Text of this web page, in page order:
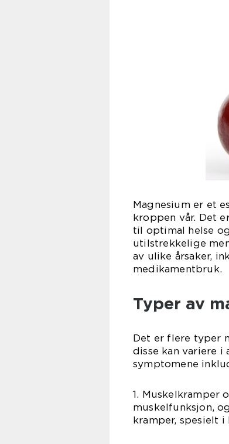
Magnesium er et
kroppen vår. Det
til optimal helse
utilstrekkelige
av ulike årsaker,
medikamentbruk.
Typer av
Det er flere typer
disse kan variere i
symptomene
1. Muskelkramper
muskelfunksjon,
kramper, spesielt i